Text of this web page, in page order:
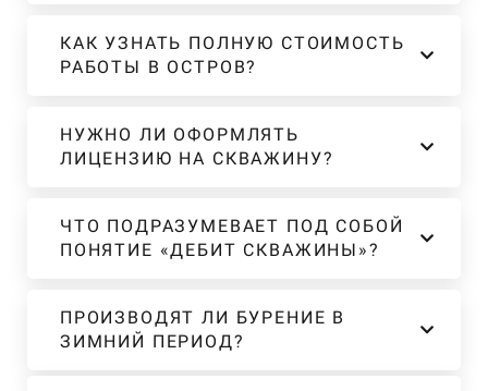
КАК УЗНАТЬ ПОЛНУЮ СТОИМОСТЬ
РАБОТЫ В ОСТРОВ?
НУЖНО ЛИ ОФОРМЛЯТЬ
ЛИЦЕНЗИЮ НА СКВАЖИНУ?
ЧТО ПОДРАЗУМЕВАЕТ ПОД СОБОЙ
ПОНЯТИЕ «ДЕБИТ СКВАЖИНЫ»?
ПРОИЗВОДЯТ ЛИ БУРЕНИЕ В
ЗИМНИЙ ПЕРИОД?